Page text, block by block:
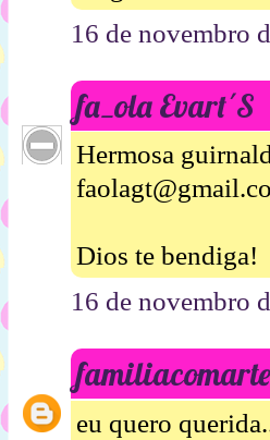
16 de novembro
fa_ola Evart´S
Hermosa
Dios te bendiga!
16 de novembro
familiacomarte
eu quero